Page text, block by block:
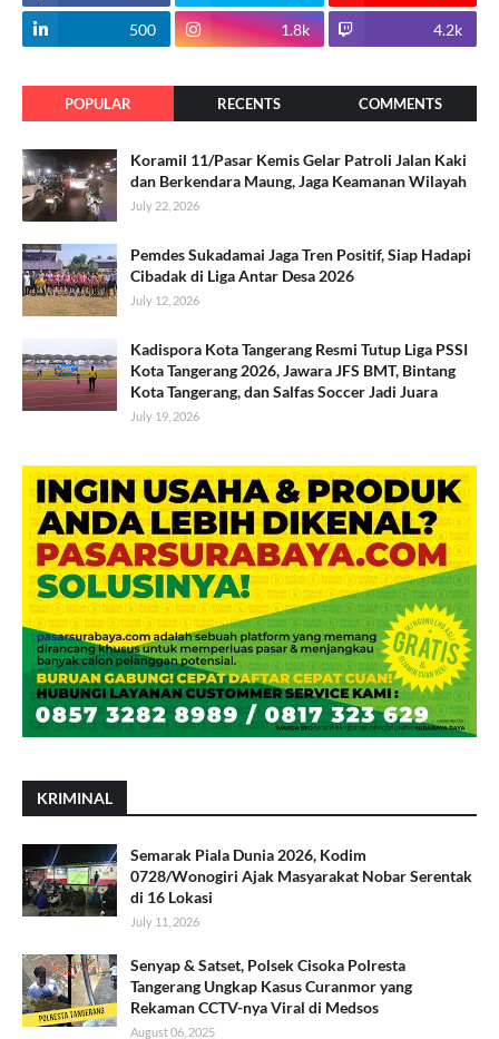
500 1.8k 4.2k
POPULAR RECENTS COMMENTS
Koramil 11/Pasar Kemis Gelar Patroli Jalan Kaki
dan Berkendara Maung, Jaga Keamanan Wilayah
July 22, 2026
Pemdes Sukadamai Jaga Tren Positif, Siap Hadapi
Cibadak di Liga Antar Desa 2026
July 12, 2026
Kadispora Kota Tangerang Resmi Tutup Liga PSSI
Kota Tangerang 2026, Jawara JFS BMT, Bintang
Kota Tangerang, dan Salfas Soccer Jadi Juara
July 19, 2026
KRIMINAL
Semarak Piala Dunia 2026, Kodim
0728/Wonogiri Ajak Masyarakat Nobar Serentak
di 16 Lokasi
July 11, 2026
Senyap & Satset, Polsek Cisoka Polresta
Tangerang Ungkap Kasus Curanmor yang
Rekaman CCTV-nya Viral di Medsos
August 06, 2025